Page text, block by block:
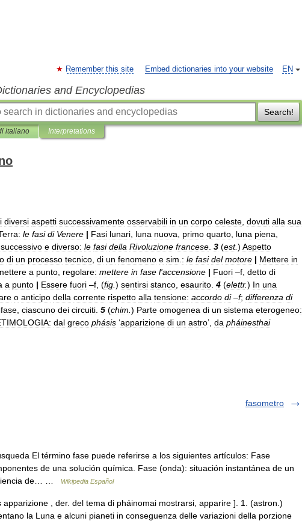
EN
Remember this site Embed dictionaries into your website
and Encyclopedias
Search!
italiano Interpretations
diversi aspetti successivamente osservabili in un corpo celeste dovuti alla sua
le fasi di Venere | Fasi lunari luna nuova primo quarto luna piena
successivo e diverso: le fasi della Rivoluzione francese 3 (est.) Aspetto
di un processo tecnico di un fenomeno e sim : le fasi del motore | Mettere in
a punto regolare: mettere in fase l'accensione | Fuori –f detto di
a punto | Essere fuori –f , (fig ) sentirsi stanco esaurito 4 (elettr.) In una
o anticipo della corrente rispetto alla tensione: accordo di–f; differenza di
ciascuno dei circuiti 5 (chim ) Parte omogenea di un sistema eterogeneo:
dal greco phásis ‘apparizione di un astro’, da pháinesthai
fasometro
El término fase puede referirse a los siguientes artículos: Fase
de una solución química. Fase (onda): situación instantánea de un
de… …
Wikipedia Español
, der. del tema di pháinomai mostrarsi, apparire ]. 1. (astron.)
la Luna e alcuni pianeti in conseguenza delle variazioni della porzione